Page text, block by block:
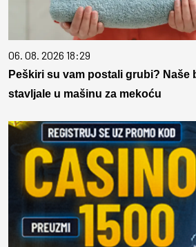
06. 08. 2026 18:29
Peškiri su vam postali grubi? Naše
stavljale u mašinu za mekoću